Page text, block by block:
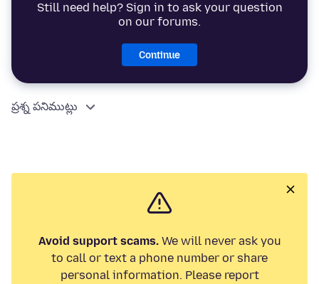
Still need help? Sign in to ask your question
on our forums.
Continue
ప్రశ్న పనిముట్లు
Avoid support scams.We will never ask you
to call or text a phone number or share
personal information. Please report